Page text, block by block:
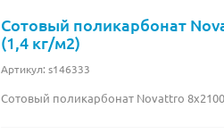
Сотовый поликарбонат
(1,4 кг/м2)
Артикул: s146333
Сотовый поликарбонат Novattro